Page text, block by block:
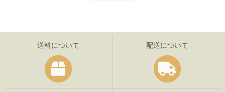
送料について 配送について